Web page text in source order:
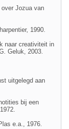
Jozua van
1990.
naar creativiteit in
Geluk, 2003.
uitgelegd aan
bij een
e.a., 1976.